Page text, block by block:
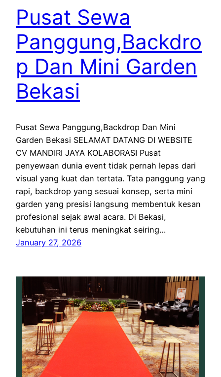
Pusat Sewa
Panggung,Backdro
p Dan Mini Garden
Bekasi
Pusat Sewa Panggung,Backdrop Dan Mini
Garden Bekasi SELAMAT DATANG DI WEBSITE
CV MANDIRI JAYA KOLABORASI Pusat
penyewaan dunia event tidak pernah lepas dari
visual yang kuat dan tertata. Tata panggung yang
rapi, backdrop yang sesuai konsep, serta mini
garden yang presisi langsung membentuk kesan
profesional sejak awal acara. Di Bekasi,
kebutuhan ini terus meningkat seiring…
January 27, 2026